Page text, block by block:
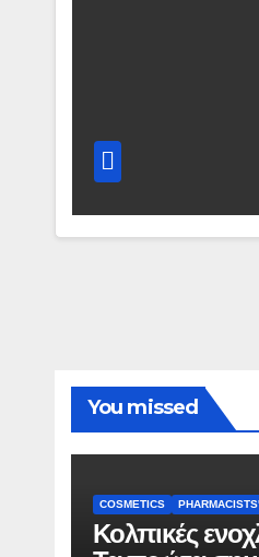
You missed
COSMETICS PHARMACISTS'
Κολπικές